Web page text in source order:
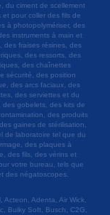
du ciment de scellement
pour coller des fils de
à photopolymériser, des
instruments à main et
des fraises résines, des
des ressorts, des
des chaînettes
sécurité, des position
des arcs faciaux, des
des serviettes et du
des gobelets, des kits de
des produits
gaines de stérilisation,
de laboratoire tel que du
des plaques à
des fils, des vérins et
votre bureau, tels que
des négatoscopes.
Adenta, Air Wick,
Bulky Soft, Busch, C2G,